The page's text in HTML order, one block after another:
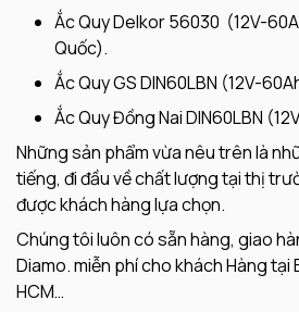
Ắc Quy Delkor 56030 (12V-
Quốc).
Ắc Quy GS DIN60LBN (12V-
Ắc Quy Đồng Nai DIN60LBN
Những sản phẩm vừa nêu trên là
tiếng, đi đầu về chất lượng tại thị
được khách hàng lựa chọn.
Chúng tôi luôn có sẵn hàng, giao
Diamo. miễn phí cho khách Hàng tại
HCM…